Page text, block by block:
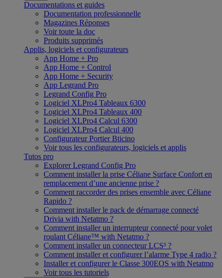
Documentations et guides
Documentation professionnelle
Magazines Réponses
Voir toute la doc
Produits supprimés
Applis, logiciels et configurateurs
App Home + Pro
App Home + Control
App Home + Security
App Legrand Pro
Legrand Config Pro
Logiciel XLPro4 Tableaux 6300
Logiciel XLPro4 Tableaux 400
Logiciel XLPro4 Calcul 6300
Logiciel XLPro4 Calcul 400
Configurateur Portier Bticino
Voir tous les configurateurs, logiciels et applis
Tutos pro
Explorer Legrand Config Pro
Comment installer la prise Céliane Surface Confort en
remplacement d’une ancienne prise ?
Comment raccorder des prises ensemble avec Céliane
Rapido ?
Comment installer le pack de démarrage connecté
Drivia with Netatmo ?
Comment installer un interrupteur connecté pour volet
roulant Céliane™ with Netatmo ?
Comment installer un connecteur LCS³ ?
Comment installer et configurer l’alarme Type 4 radio ?
Installer et configurer le Classe 300EOS with Netatmo
Voir tous les tutoriels